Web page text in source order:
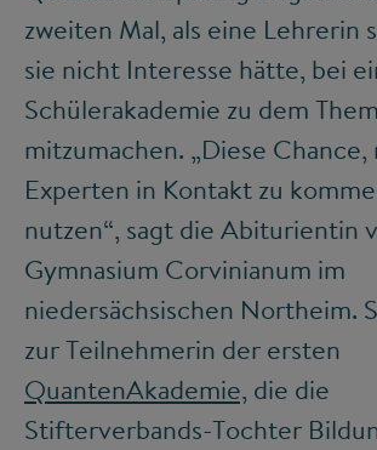
zweiten Mal, als eine Lehrerin
sie nicht Interesse hätte, bei
Schülerakademie zu dem
mitzumachen. „Diese
Experten in Kontakt zu
nutzen“, sagt die Abiturientin
Gymnasium Corvinianum im
niedersächsischen Northeim.
zur Teilnehmerin der ersten
QuantenAkademie, die die
Stifterverbands-Tochter